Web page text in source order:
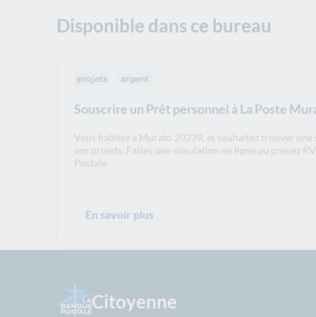
Disponible dans ce bureau
Souscrire un Prêt personnel à La Poste
projets argent
Vous habitez à Murato 20239, et souhaitez trouver
vos projets. Faites une simulation en ligne ou prenez
Postale.
En savoir plus
Citoyenne